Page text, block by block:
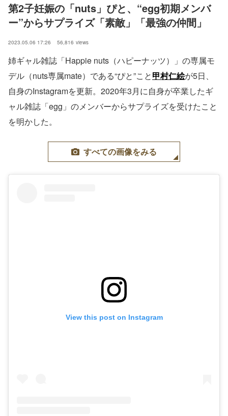
第2子妊娠の「nuts」ぴと、“egg初期メンバ
ー”からサプライズ「素敵」「最強の仲間」
2023.05.06 17:26 56,816 views
姉ギャル雑誌「Happie nuts（ハピーナッツ）」の専属モ
デル（nuts専属mate）である“ぴと”こと甲村仁絵が5日、
自身のInstagramを更新。2020年3月に自身が卒業したギ
ャル雑誌「egg」のメンバーからサプライズを受けたこと
を明かした。
すべての画像をみる
View this post on Instagram